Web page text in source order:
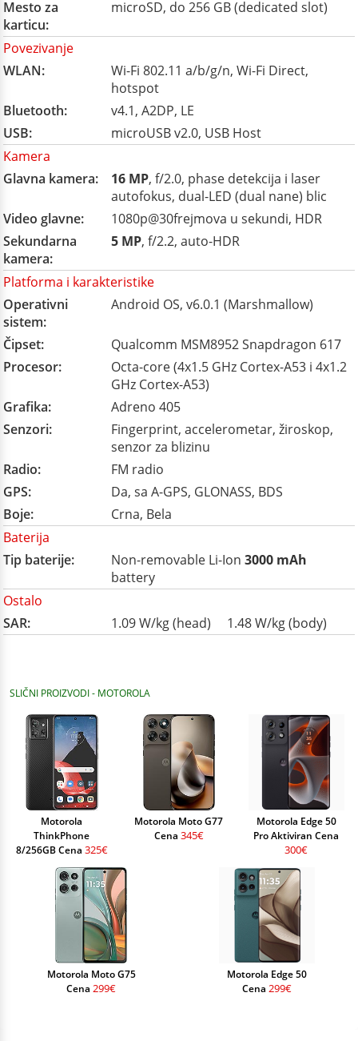
Mesto za
karticu:
microSD, do 256 GB (dedicated slot)
Povezivanje
WLAN:
Wi-Fi 802.11 a/b/g/n, Wi-Fi Direct,
hotspot
Bluetooth:
v4.1, A2DP, LE
USB:
microUSB v2.0, USB Host
Kamera
Glavna kamera:
16 MP, f/2.0, phase detekcija i laser
autofokus, dual-LED (dual nane) blic
Video glavne:
1080p@30frejmova u sekundi, HDR
Sekundarna
kamera:
5 MP, f/2.2, auto-HDR
Platforma i karakteristike
Operativni
sistem:
Android OS, v6.0.1 (Marshmallow)
Čipset:
Qualcomm MSM8952 Snapdragon 617
Procesor:
Octa-core (4x1.5 GHz Cortex-A53 i 4x1.2
GHz Cortex-A53)
Grafika:
Adreno 405
Senzori:
Fingerprint, accelerometar, žiroskop,
senzor za blizinu
Radio:
FM radio
GPS:
Da, sa A-GPS, GLONASS, BDS
Boje:
Crna, Bela
Baterija
Tip baterije:
Non-removable Li-Ion 3000 mAh
battery
Ostalo
SAR:
1.09 W/kg (head) 1.48 W/kg (body)
SLIČNI PROIZVODI - MOTOROLA
Motorola
ThinkPhone
8/256GB Cena 325€
Motorola Moto G77
Cena 345€
Motorola Edge 50
Pro Aktiviran Cena
300€
Motorola Moto G75
Cena 299€
Motorola Edge 50
Cena 299€